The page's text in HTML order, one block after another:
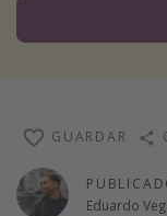
Viajar sola como
Vacaciones de
Viajes para singles
EscapadasEduardo
GUARDAR